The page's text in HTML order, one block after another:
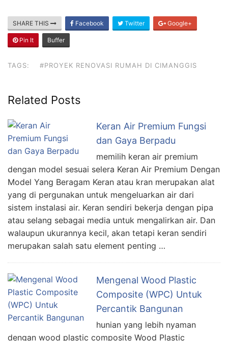
SHARE THIS Facebook Twitter Google+
Pin It Buffer
TAGS: #PROYEK RENOVASI RUMAH DI CIMANGGIS
Related Posts
Keran Air Premium Fungsi
dan Gaya Berpadu
memilih keran air premium
dengan model sesuai selera Keran Air Premium Dengan
Model Yang Beragam Keran atau kran merupakan alat
yang di pergunakan untuk mengeluarkan air dari
sistem instalasi air. Keran sendiri bekerja dengan pipa
atau selang sebagai media untuk mengalirkan air. Dan
walaupun ukurannya kecil, akan tetapi keran sendiri
merupakan salah satu element penting …
Mengenal Wood Plastic
Composite (WPC) Untuk
Percantik Bangunan
hunian yang lebih nyaman
dengan wood plastic composite Wood Plastic